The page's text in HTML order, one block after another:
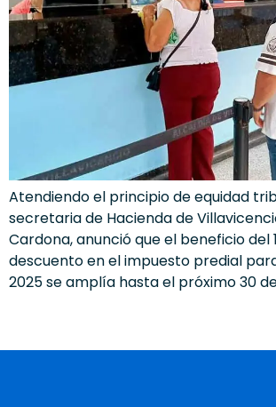
Atendiendo el principio de equidad
secretaria de Hacienda de
Cardona, anunció que el beneficio del
descuento en el impuesto predial
2025 se amplía hasta el próximo 30